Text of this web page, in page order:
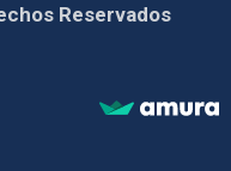
Reservados